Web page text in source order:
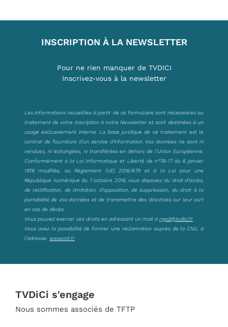
INSCRIPTION À LA NEWSLETTER
Pour ne rien manquer de TVDICI
Inscrivez-vous à la newsletter
Les informations recueillies à partir de ce formulaire sont nécessaires au
traitement de votre inscription à notre Newsletter et sont destinées à un
usage exclusivement interne. La base juridique de ce traitement est le
contrat de fourniture d’un service d’information. Vos données ne sont ni
vendues, ni échangées, ni transférées en dehors de l’Union Européenne.
Conformément à la Loi Informatique et Liberté de n°78-17 du 6 janvier
1978 modifiée, au Règlement (UE) 2016/679 et à la Loi pour une
République numérique du 7 octobre 2016, vous disposez du droit d’accès,
de rectification, de limitation, d’opposition, de suppression, du droit à la
portabilité de vos données et de transmettre des directives sur leur sort
en cas de décès.
Vous pouvez exercer ces droits en adressant un mail à rgpd@tvdici.fr
Vous avez la possibilité de former une réclamation auprès de la CNIL à
l’adresse: www.cnil.fr
TVDiCi s'engage
Nous sommes associés de TFTP